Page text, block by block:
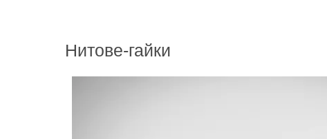
Нитове-гайки